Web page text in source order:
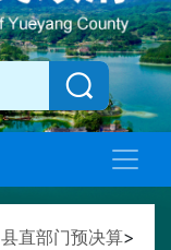
县直部门预决算>